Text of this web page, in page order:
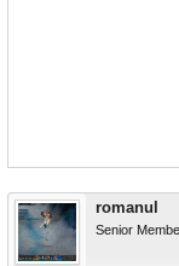
romanul
Senior